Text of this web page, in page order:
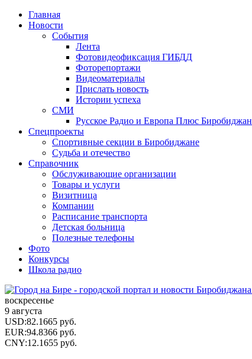
Главная
Новости
События
Лента
Фотовидеофиксация ГИБДД
Фоторепортажи
Видеоматериалы
Прислать новость
Истории успеха
СМИ
Русское Радио и Европа Плюс Биробиджан
Спецпроекты
Спортивные секции в Биробиджане
Судьба и отечество
Справочник
Обслуживающие организации
Товары и услуги
Визитница
Компании
Расписание транспорта
Детская больница
Полезные телефоны
Фото
Конкурсы
Школа радио
воскресенье
9 августа
USD:82.1665 руб.
EUR:94.8366 руб.
CNY:12.1655 руб.